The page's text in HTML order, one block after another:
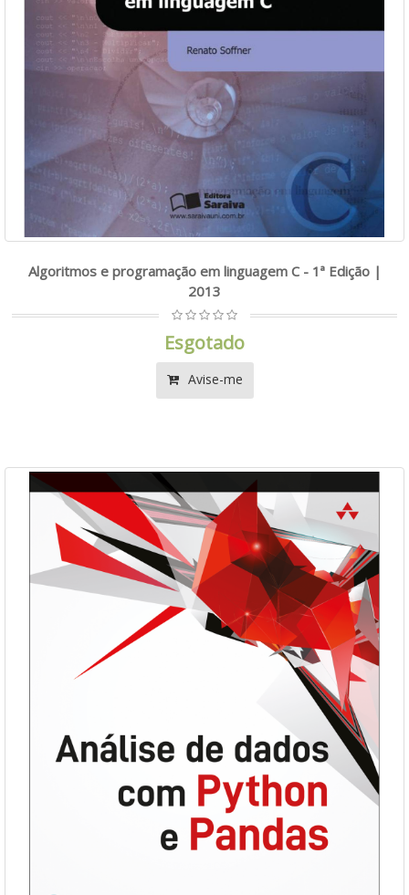
Algoritmos e programação em linguagem C - 1ª Edição |
2013
Esgotado
Avise-me